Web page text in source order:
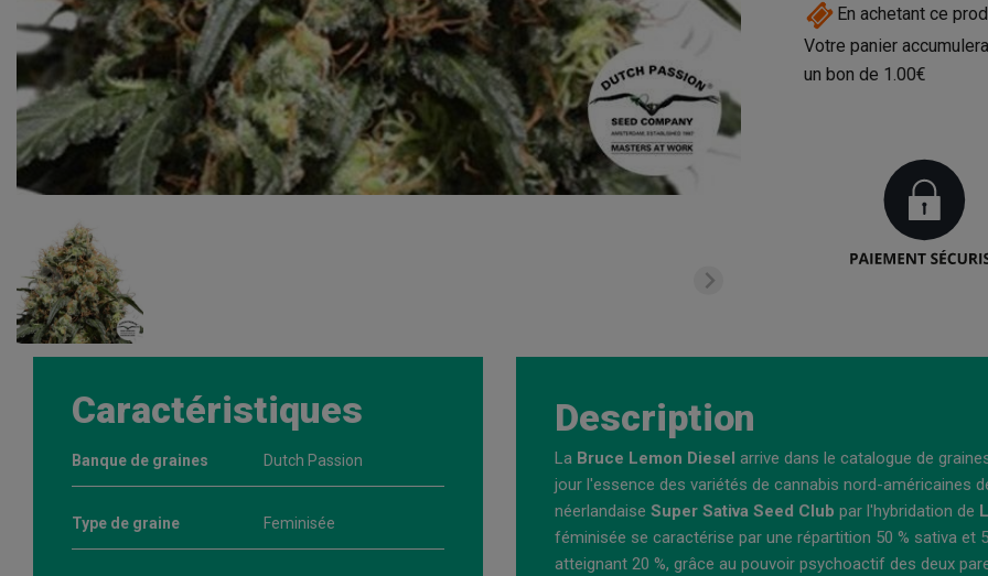
En achetant ce
Votre panier
un bon de 1.00€
Caractéristiques
Banque de graines Dutch Passion
Type de graine Feminisée
Description
La Bruce Lemon Diesel arrive dans le catalogue de
jour l'essence des variétés de cannabis nord-américaines
néerlandaise Super Sativa Seed Club par l'hybridation de
féminisée se caractérise par une répartition 50 % sativa et
atteignant 20 %, grâce au pouvoir psychoactif des deux